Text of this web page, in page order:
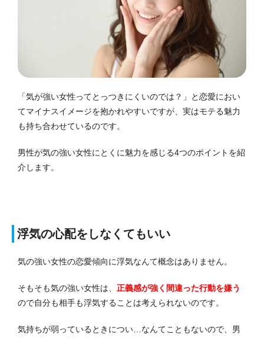
「気が強い女性ってとっつきにくいのでは？」と恋愛におい
てマイナスイメージを抱かれやすいですが、実はモテる魅力
も持ち合わせているのです。
男性が気の強い女性にとくに魅力を感じる4つのポイントを紹
介します。
浮気の心配をしなくてもいい
気の強い女性の恋愛傾向に浮気なんて概念はありません。
そもそも気の強い女性は、 正義感が強く間違った行動を嫌う
ので自分も相手も浮気することは考えられないのです。
気持ちが弱っているときについ…なんてこともないので、男